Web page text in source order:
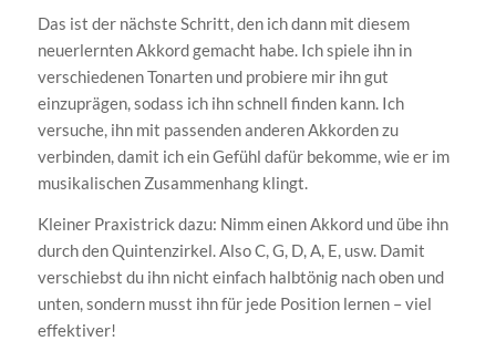
Das ist der nächste Schritt, den ich dann mit diesem
neuerlernten Akkord gemacht habe. Ich spiele ihn in
verschiedenen Tonarten und probiere mir ihn gut
einzuprägen, sodass ich ihn schnell finden kann. Ich
versuche, ihn mit passenden anderen Akkorden zu
verbinden, damit ich ein Gefühl dafür bekomme, wie er im
musikalischen Zusammenhang klingt.
Kleiner Praxistrick dazu: Nimm einen Akkord und übe ihn
durch den Quintenzirkel. Also C, G, D, A, E, usw. Damit
verschiebst du ihn nicht einfach halbtönig nach oben und
unten, sondern musst ihn für jede Position lernen – viel
effektiver!